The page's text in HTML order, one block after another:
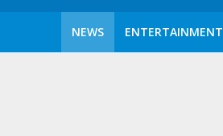
NEWS ENTERTAINMENT